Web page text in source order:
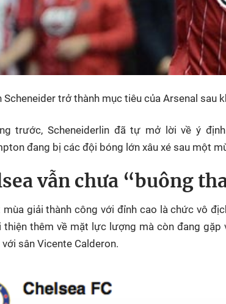
Scheneider trở thành mục tiêu của Arsenal sau
trước, Scheneiderlin đã tự mở lời về ý
đang bị các đội bóng lớn xâu xé sau một
vẫn chưa “buông
mùa giải thành công với đỉnh cao là chức vô
thiện thêm về mặt lực lượng mà còn đang
sân Vicente Calderon.